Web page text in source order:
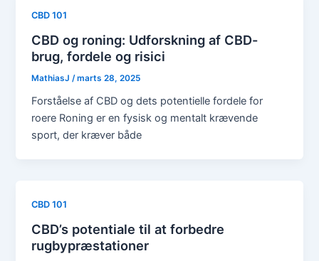
CBD 101
CBD og roning: Udforskning af CBD-
brug, fordele og risici
MathiasJ /marts 28, 2025
Forståelse af CBD og dets potentielle fordele for
roere Roning er en fysisk og mentalt krævende
sport, der kræver både
CBD 101
CBD’s potentiale til at forbedre
rugbypræstationer